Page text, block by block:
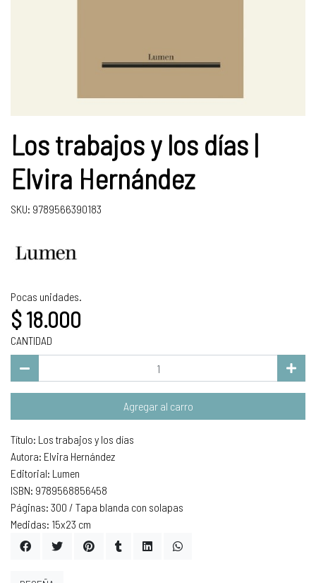
Los trabajos y los días |
Elvira Hernández
SKU: 9789566390183
Pocas unidades.
$ 18.000
CANTIDAD
Agregar al carro
Título: Los trabajos y los días
Autora: Elvira Hernández
Editorial: Lumen
ISBN: 9789568856458
Páginas: 300 / Tapa blanda con solapas
Medidas: 15x23 cm